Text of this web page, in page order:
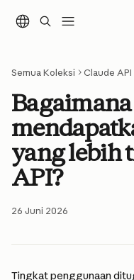
Semua Koleksi Claude
yang lebih
API?
26 Juni 2026
Tingkat penggunaan